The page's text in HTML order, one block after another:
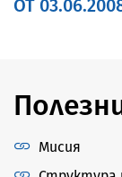
ОТ
Мисия